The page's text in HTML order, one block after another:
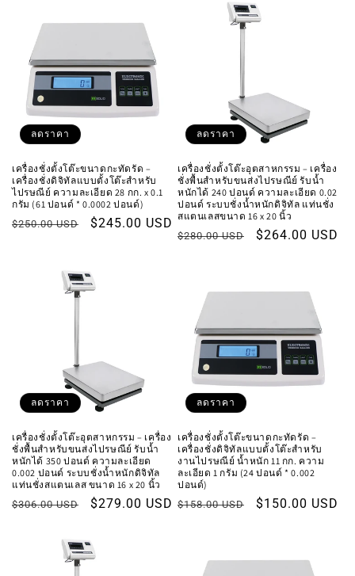
ลดราคา
เครื่องชั่งตั้งโต๊ะขนาดกะทัดรัด –
เครื่องชั่งดิจิทัลแบบตั้งโต๊ะสำหรับ
ไปรษณีย์ ความละเอียด 28 กก. x 0.1
กรัม (61 ปอนด์ * 0.0002 ปอนด์)
ราคา
$250.00 USD
ราคา
$245.00 USD
ลดราคา
เครื่องชั่งตั้งโต๊ะอุตสาหกรรม – เครื่อง
ชั่งพื้นสำหรับขนส่งไปรษณีย์ รับน้ำ
หนักได้ 240 ปอนด์ ความละเอียด 0.02
ปอนด์ ระบบชั่งน้ำหนักดิจิทัล แท่นชั่ง
สแตนเลสขนาด 16 x 20 นิ้ว
ราคา
$280.00 USD
ราคา
$264.00 USD
ลดราคา
เครื่องชั่งตั้งโต๊ะอุตสาหกรรม – เครื่อง
ชั่งพื้นสำหรับขนส่งไปรษณีย์ รับน้ำ
หนักได้ 350 ปอนด์ ความละเอียด
0.002 ปอนด์ ระบบชั่งน้ำหนักดิจิทัล
แท่นชั่งสแตนเลส ขนาด 16 x 20 นิ้ว
ราคา
$306.00 USD
ราคา
$279.00 USD
ลดราคา
เครื่องชั่งตั้งโต๊ะขนาดกะทัดรัด –
เครื่องชั่งดิจิทัลแบบตั้งโต๊ะสำหรับ
งานไปรษณีย์ น้ำหนัก 11 กก. ความ
ละเอียด 1 กรัม (24 ปอนด์ * 0.002
ปอนด์)
ราคา
$158.00 USD
ราคา
$150.00 USD